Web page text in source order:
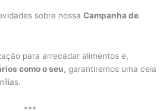
sobre nossa Campanha de
para arrecadar alimentos e,
como o seu, garantiremos uma ceia